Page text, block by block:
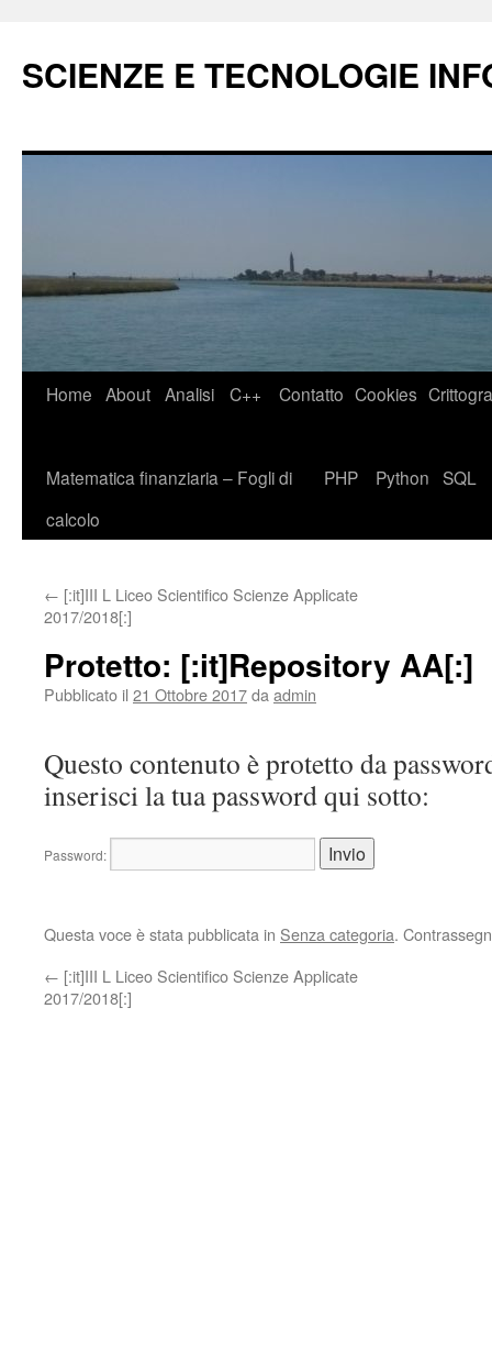
contenuto
SCIENZE E TECNOLOGIE
Home About Analisi C++ Contatto Cookies
Matematica finanziaria – Fogli di
calcolo
PHP Python SQL
← [:it]III L Liceo Scientifico Scienze Applicate
2017/2018[:]
Protetto: [:it]Repository AA[:]
Pubblicato il 21 Ottobre 2017da admin
Questo contenuto è protetto da
inserisci la tua password qui sotto:
Password:
Questa voce è stata pubblicata in Senza categoria.
← [:it]III L Liceo Scientifico Scienze Applicate
2017/2018[:]